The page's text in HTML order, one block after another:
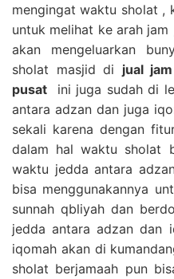
mengingat waktu sholat ,
untuk melihat ke arah
akan mengeluarkan
sholat masjid di jual
pusat ini juga sudah di
antara adzan dan juga
sekali karena dengan
dalam hal waktu sholat
waktu jedda antara
bisa menggunakannya
sunnah qbliyah dan
jedda antara adzan dan
iqomah akan di
sholat berjamaah pun